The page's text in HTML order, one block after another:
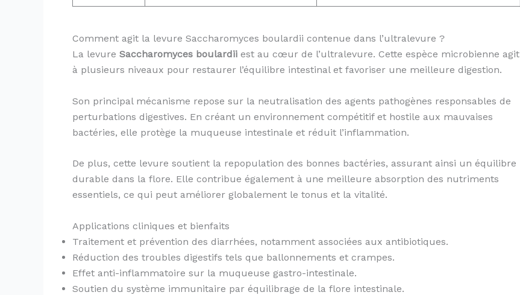
Comment agit la levure Saccharomyces boulardii contenue dans l’ultralevure ?
La levure Saccharomyces boulardii est au cœur de l’ultralevure. Cette espèce microbienne agit
à plusieurs niveaux pour restaurer l’équilibre intestinal et favoriser une meilleure digestion.
Son principal mécanisme repose sur la neutralisation des agents pathogènes responsables de
perturbations digestives. En créant un environnement compétitif et hostile aux mauvaises
bactéries, elle protège la muqueuse intestinale et réduit l’inflammation.
De plus, cette levure soutient la repopulation des bonnes bactéries, assurant ainsi un équilibre
durable dans la flore. Elle contribue également à une meilleure absorption des nutriments
essentiels, ce qui peut améliorer globalement le tonus et la vitalité.
Applications cliniques et bienfaits
Traitement et prévention des diarrhées, notamment associées aux antibiotiques.
Réduction des troubles digestifs tels que ballonnements et crampes.
Effet anti-inflammatoire sur la muqueuse gastro-intestinale.
Soutien du système immunitaire par équilibrage de la flore intestinale.